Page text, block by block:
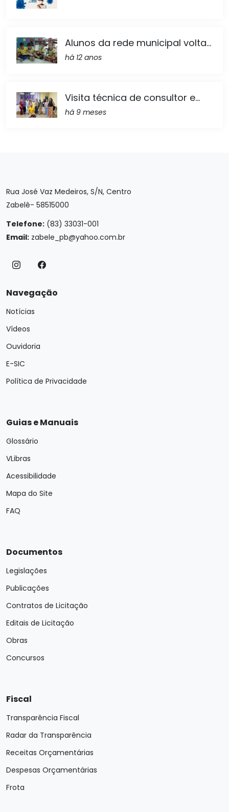
Alunos da rede municipal volta...
há 12 anos
Visita técnica de consultor e...
há 9 meses
Rua José Vaz Medeiros, S/N, Centro
Zabelê- 58515000
Telefone: (83) 33031-001
Email: zabele_pb@yahoo.com.br
Navegação
Notícias
Vídeos
Ouvidoria
E-SIC
Política de Privacidade
Guias e Manuais
Glossário
VLibras
Acessibilidade
Mapa do Site
FAQ
Documentos
Legislações
Publicações
Contratos de Licitação
Editais de Licitação
Obras
Concursos
Fiscal
Transparência Fiscal
Radar da Transparência
Receitas Orçamentárias
Despesas Orçamentárias
Frota